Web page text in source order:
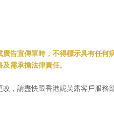
告宣傳單時，不得標示具有任何
需承擔法律責任。
，請盡快跟香港妮芙露客戶服務